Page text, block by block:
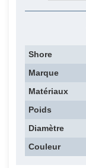
Shore
Marque
Matériaux
Poids
Diamètre
Couleur